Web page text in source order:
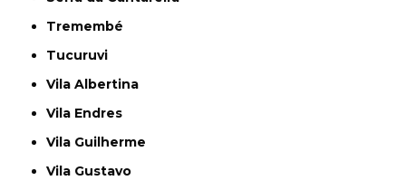
Tremembé
Tucuruvi
Vila Albertina
Vila Endres
Vila Guilherme
Vila Gustavo